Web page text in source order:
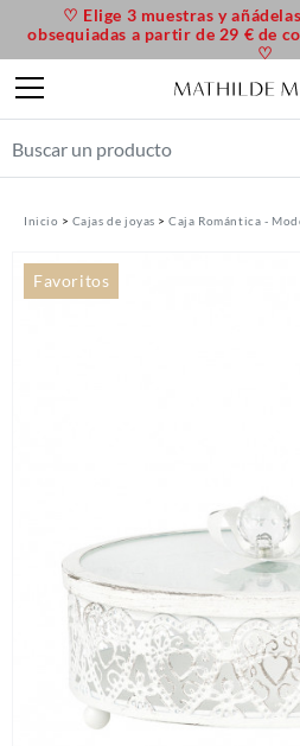
Inicio Cajas de joyas Caja Romántica -
Favoritos
♡ Elige 3 muestras y
obsequiadas a partir de 29 € de
♡